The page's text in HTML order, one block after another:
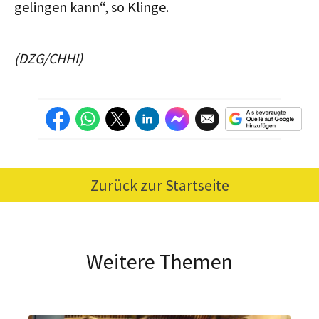
gelingen kann“, so Klinge.
(DZG/CHHI)
Zurück zur Startseite
Weitere Themen